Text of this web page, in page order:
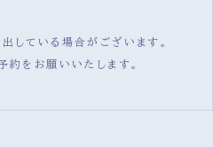
している場合がございます。
をお願いいたします。